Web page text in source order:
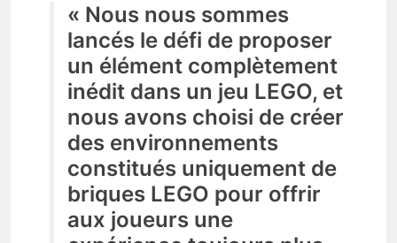
« Nous nous sommes
lancés le défi de proposer
un élément complètement
inédit dans un jeu LEGO, et
nous avons choisi de créer
des environnements
constitués uniquement de
briques LEGO pour offrir
aux joueurs une